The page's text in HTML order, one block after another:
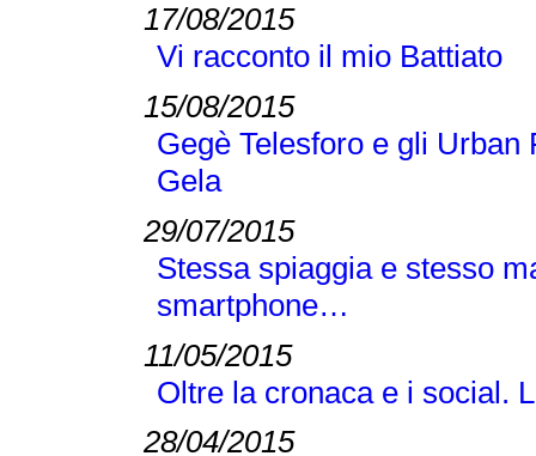
17/08/2015
Vi racconto il mio Battiato
15/08/2015
Gegè Telesforo e gli
Gela
29/07/2015
Stessa spiaggia e stesso
smartphone…
11/05/2015
Oltre la cronaca e i social.
28/04/2015